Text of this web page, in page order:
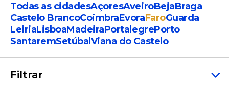
Todas as cidadesAçoresAveiroBejaBraga
Castelo BrancoCoimbraEvoraFaroGuarda
LeiriaLisboaMadeiraPortalegrePorto
SantaremSetúbal Viana do Castelo
Filtrar